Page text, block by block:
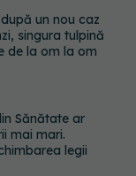
Sănătate ar
mai mari.
legii
ginecologice
operație. Dr.
Chirurgia
punctual, pentru